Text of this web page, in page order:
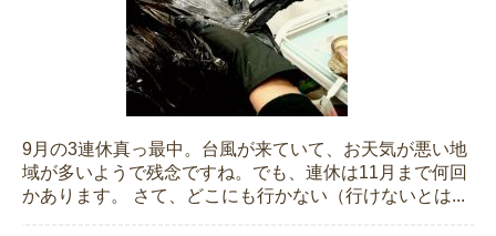
9月の3連休真っ最中。台風が来ていて、お天気が悪い地
域が多いようで残念ですね。でも、連休は11月まで何回
かあります。 さて、どこにも行かない（行けないとは...